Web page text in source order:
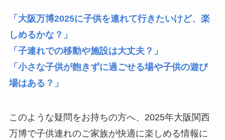
「大阪万博2025に子供を連れて行きたいけど、楽
しめるかな？」
「子連れでの移動や施設は大丈夫？」
「小さな子供が飽きずに過ごせる場や子供の遊び
場はある？」
このような疑問をお持ちの方へ、2025年大阪関西
万博で子供連れのご家族が快適に楽しめる情報に